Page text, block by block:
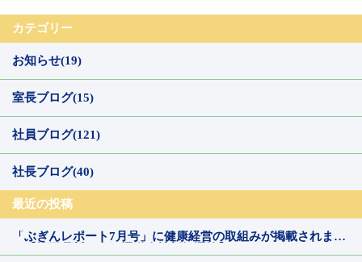
カテゴリー
お知らせ(19)
室長ブログ(15)
社員ブログ(121)
社長ブログ(40)
最近の投稿
「ぶぎんレポート7月号」に健康経営の取組みが掲載されまし